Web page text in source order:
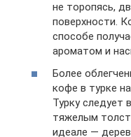
не торопясь,
поверхности.
способе
ароматом и
Более
кофе в турке
Турку следует
тяжелым
идеале —